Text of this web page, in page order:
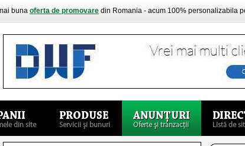
buna oferta de promovare din Romania - acum 100% personalizabila